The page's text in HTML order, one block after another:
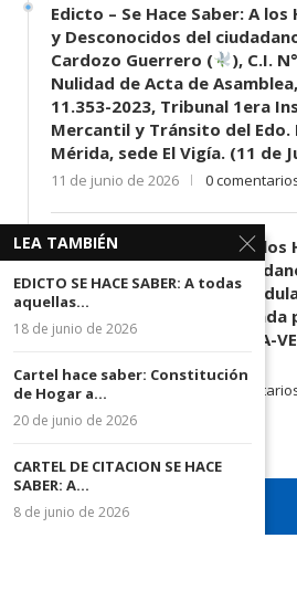
Edicto – Se Hace Saber: A
y Desconocidos del
Cardozo Guerrero (
), C.I.
Nulidad de Acta de
11.353-2023, Tribunal 1era
Mercantil y Tránsito del Edo.
Mérida, sede El Vigía. (11 de
11 de junio de 2026 0
EDICTO SE HACE SABER: A los
DESCONOCIDOS del
MORENO HERRERA, (
)
3.003.963, Parte demandada
DE CONTRATO DE COMPRA-
17 de junio de 2026 0
LEA TAMBIÉN
EDICTO SE HACE SABER: A todas
aquellas...
18 de junio de 2026
Cartel hace saber: Constitución
de Hogar a...
20 de junio de 2026
CARTEL DE CITACION SE HACE
SABER: A...
8 de junio de 2026